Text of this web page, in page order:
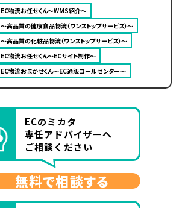
EC物流お任せくん～WMS紹介～
～高品質の健康食品物流（ワンストップサービス）～
～高品質の化粧品物流（ワンストップサービス）～
EC物流お任せくん～ECサイト制作～
EC物流おまかせくん～EC通販コールセンター～
ECのミカタ
専任アドバイザーへ
ご相談ください
無料で相談する